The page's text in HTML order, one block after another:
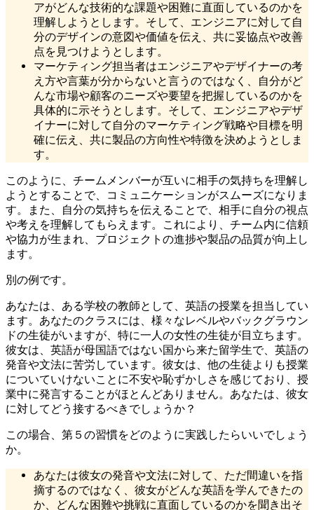
アがどんな技術的な課題や困難に直面しているのかを
理解しようとします。そして、エンジニアに対して自
分のデザインの意図や価値を伝え、共に妥協点や改善
点を見つけようとします。
マーケティング担当者はエンジニアやデザイナーの考
え方や言葉が分からないと言うのではなく、自分がど
んな市場や顧客のニーズや要望を把握しているのかを
具体的に示そうとします。そして、エンジニアやデザ
イナーに対して自分のマーケティング戦略や目標を明
確に伝え、共に製品の方向性や特徴を決めようとしま
す。
このように、チームメンバーが互いに相手の気持ちを理解し
ようとすることで、コミュニケーションがスムーズになりま
す。また、自分の気持ちを伝えることで、相手に自分の視点
や考えを理解してもらえます。これにより、チーム内に信頼
や協力が生まれ、プロジェクトの進捗や製品の品質が向上し
ます。
別の例です。
あなたは、ある学校の教師として、英語の授業を担当してい
ます。あなたのクラスには、様々なレベルやバックグラウン
ドの生徒がいますが、特に一人の女性の生徒が目立ちます。
彼女は、英語が母国語ではない国から来た留学生で、英語の
発音や文法に苦労しています。彼女は、他の生徒よりも授業
についていけないことに不安や恥ずかしさを感じており、授
業中に発言することがほとんどありません。あなたは、彼女
に対してどう接するべきでしょうか？
この場合、第５の習慣をどのように実践したらいいでしょう
か。
あなたは彼女の発音や文法に対して、ただ間違いを指
摘するのではなく、彼女がどんな英語を学んできたの
か、どんな困難や挑戦に直面しているのかを聞き出そ